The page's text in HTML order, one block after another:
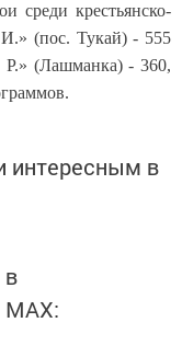
среди крестьянско-
И.» (пос. Тукай) - 555
Р.» (Лашманка) - 360,
интересным в
в
MАХ: